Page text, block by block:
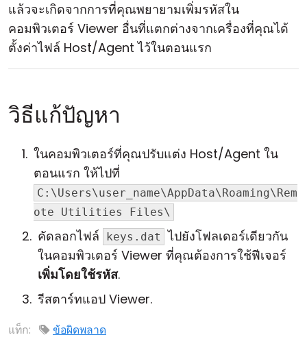
แล้วจะเกิดจากการที่คุณพยายามเพิ่มรหัสใน
คอมพิวเตอร์ Viewer อื่นที่แตกต่างจากเครื่องที่คุณได้
ตั้งค่าไฟล์ Host/Agent ไว้ในตอนแรก
วิธีแก้ปัญหา
ในคอมพิวเตอร์ที่คุณปรับแต่ง Host/Agent ใน
ตอนแรก ให้ไปที่
C:\Users\user_name\AppData\Roaming\Rem
ote Utilities Files\
คัดลอกไฟล์ keys.dat ไปยังโฟลเดอร์เดียวกัน
ในคอมพิวเตอร์ Viewer ที่คุณต้องการใช้ฟีเจอร์
เพิ่มโดยใช้รหัส.
รีสตาร์ทแอป Viewer.
แท็ก: ข้อผิดพลาด